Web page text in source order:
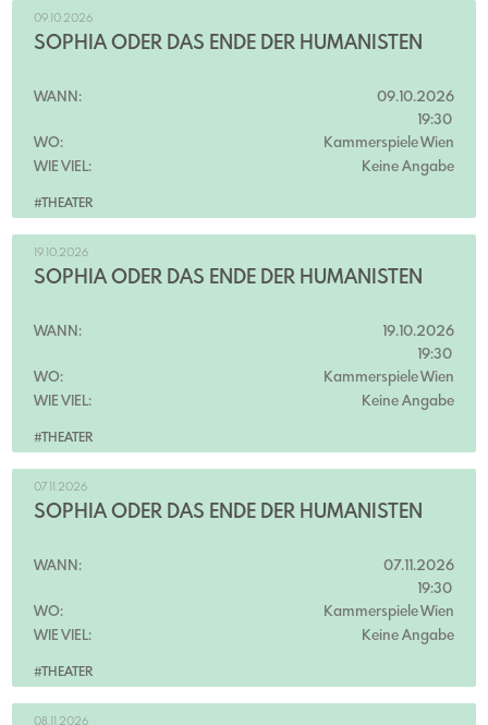
#THEATER
09.10.2026
SOPHIA ODER DAS ENDE DER HUMANISTEN
WANN:
09.10.2026
19:30
WO:
Kammerspiele Wien
WIE VIEL:
Keine Angabe
#THEATER
19.10.2026
SOPHIA ODER DAS ENDE DER HUMANISTEN
WANN:
19.10.2026
19:30
WO:
Kammerspiele Wien
WIE VIEL:
Keine Angabe
#THEATER
07.11.2026
SOPHIA ODER DAS ENDE DER HUMANISTEN
WANN:
07.11.2026
19:30
WO:
Kammerspiele Wien
WIE VIEL:
Keine Angabe
08.11.2026